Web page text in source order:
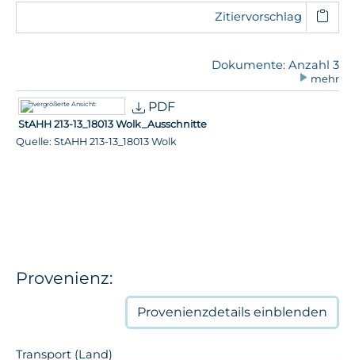
Zitiervorschlag
Dokumente: Anzahl 3
mehr
PDF
StAHH 213-13_18013 Wolk_Ausschnitte
Quelle: StAHH 213-13_18013 Wolk
Provenienz:
Provenienzdetails einblenden
Transport (Land)